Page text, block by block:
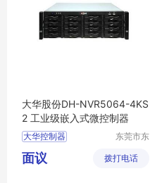
大华股份DH-NVR5064-4KS
2 工业级嵌入式微控制器
大华控制器
工业级控制器
NVR5064
东莞市东
子配件店
面议 拨打电话